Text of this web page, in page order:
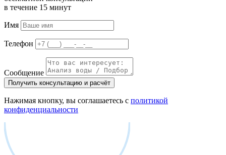
в течение 15 минут
Имя
Телефон
Сообщение
Получить консультацию и расчёт
Нажимая кнопку, вы соглашаетесь с политикой
конфиденциальности